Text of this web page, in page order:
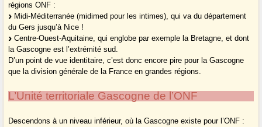
régions ONF :
Midi-Méditerranée (midimed pour les intimes), qui va du département
du Gers jusqu’à Nice !
Centre-Ouest-Aquitaine, qui englobe par exemple la Bretagne, et dont
la Gascogne est l’extrémité sud.
D’un point de vue identitaire, c’est donc encore pire pour la Gascogne
que la division générale de la France en grandes régions.
L’Unité territoriale Gascogne de l’ONF
Descendons à un niveau inférieur, où la Gascogne existe pour l’ONF :